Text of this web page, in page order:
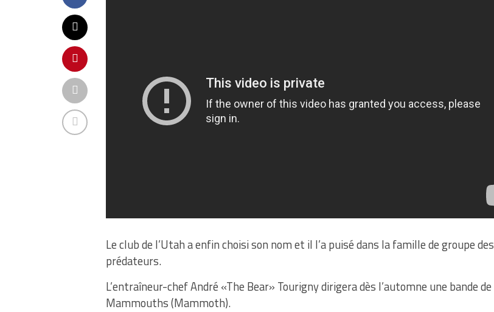
Le club de l’Utah a enfin choisi son nom et il l’a puisé dans la famille de groupe des
prédateurs.
L’entraîneur-chef André «The Bear» Tourigny dirigera dès l’automne une bande de
Mammouths (Mammoth).